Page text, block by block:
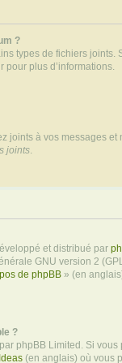
?
types de fichiers joints.
pour plus d’informations.
joints à vos messages
joints.
et distribué par
GNU version 2
de phpBB » (en
?
phpBB Limited. Si vous
(en anglais) où vous